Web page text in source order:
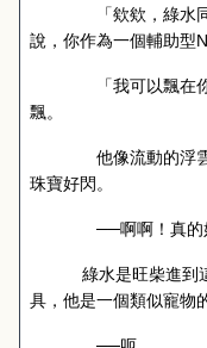
「欸欸，綠水同
說，你作為一個輔助型
「我可以飄在你
飄。
他像流動的浮雲
珠寶好閃。
──啊啊！真的
綠水是旺柴進到
具，他是一個類似寵物